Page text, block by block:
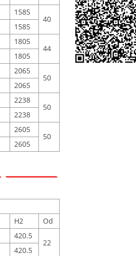
1585
40
1585
1805
44
1805
2065
50
2065
2238
50
2238
2605
50
2605
H2 Od
420.5
22
420.5